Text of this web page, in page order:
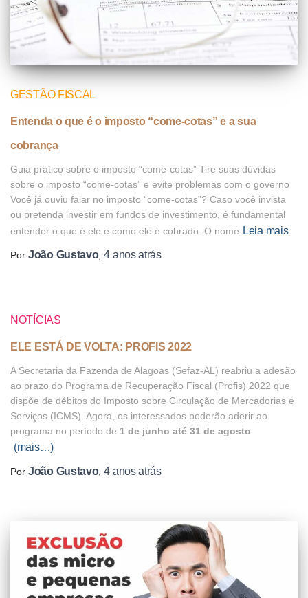
GESTÃO FISCAL
Entenda o que é o imposto “come-cotas” e a sua
cobrança
Guia prático sobre o imposto “come-cotas” Tire suas dúvidas
sobre o imposto “come-cotas” e evite problemas com o governo
Você já ouviu falar no imposto “come-cotas”? Caso você invista
ou pretenda investir em fundos de investimento, é fundamental
entender o que é ele e como ele é cobrado. O nome Leia mais
Por João Gustavo,4 anosatrás
NOTÍCIAS
ELE ESTÁ DE VOLTA: PROFIS 2022
A Secretaria da Fazenda de Alagoas (Sefaz-AL) reabriu a adesão
ao prazo do Programa de Recuperação Fiscal (Profis) 2022 que
dispõe de débitos do Imposto sobre Circulação de Mercadorias e
Serviços (ICMS). Agora, os interessados poderão aderir ao
programa no período de 1 de junho até 31 de agosto
(mais…)
Por João Gustavo,4 anosatrás